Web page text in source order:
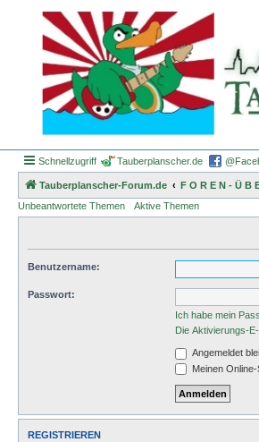
Schnellzugriff Tauberplanscher.de
Tauberplanscher-Forum.de F O R E N - Ü B
Unbeantwortete Themen
Aktive Themen
Benutzername:
Passwort:
Ich habe mein
Die Aktivierungs-
Angemeldet
Meinen
REGISTRIEREN